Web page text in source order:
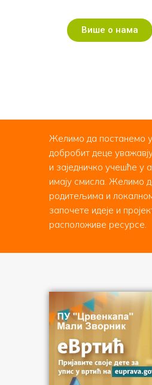
Више о нама
Желимо да постанемо
добробит деце
и заједничко учешће у
имају смисла. Желимо
родитељима и
започете идеје и
расположиве ресурсе.